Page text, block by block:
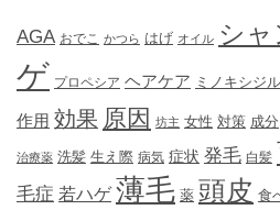
AGA おでこ かつら はげ オイル シ
ゲ プロペシア ヘアケア ミノキシジル
作用 効果 原因 坊主 女性 対策 成分
治療薬 洗髪 生え際 病気 症状 発毛 白髪
毛症 若ハゲ 薄毛 薬 頭皮 食